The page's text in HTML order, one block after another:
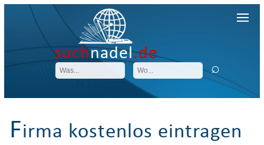
suchnadel.de
Firma kostenlos eintragen